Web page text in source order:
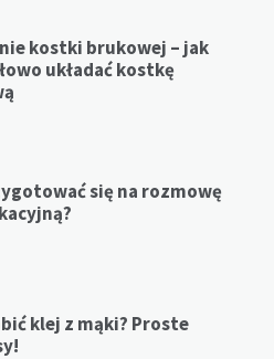
kostki brukowej – jak
układać kostkę
się na rozmowę
klej z mąki? Proste